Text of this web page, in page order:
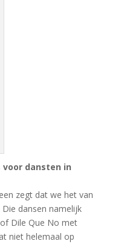
dansten in
zegt dat we het van
dansen namelijk
Dile Que No met
niet helemaal op